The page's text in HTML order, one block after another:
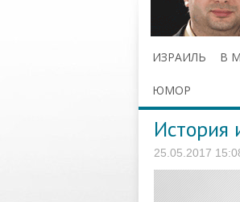
ИЗРАИЛЬ В
ЮМОР
История
25.05.2017